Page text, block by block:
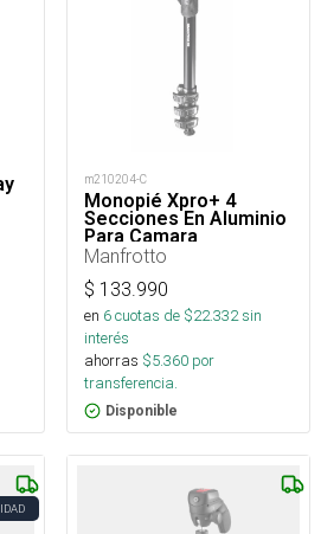
m210204-C
Monopié Xpro+ 4
Secciones En Aluminio
Para Camara
Manfrotto
$ 133.990
en 6cuotas de $22.332sin
interés
ahorras $5.360 por
transferencia.
Disponible